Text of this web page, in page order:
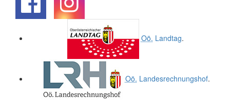
Oö. Landtag.
Oö. Landesrechnungshof.